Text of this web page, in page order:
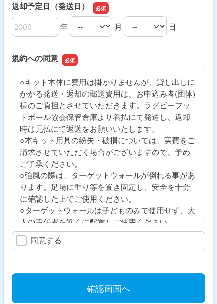
返却予定日（発送日）
返却予定日（発送日）の年
年
返却予定日（発送日）の月 月
返却予定日（発送日）の日 日
規約への同意
○キット本体に費用は掛かりませんが、貸し出しに
かかる発送・返却の郵送費用は、お申込み者(団体)
様のご負担とさせていただきます。ラグビーフッ
トボール協会保管倉庫より着払にて発送し、返却
時は元払にて返送をお願いいたします。
○本キット用具の紛失・破損については、実費をご
請求させていただく場合がございますので、予め
ご了承ください。
○強風の際は、ターゲットウォールが倒れる事があ
ります。足場に重り等を置き固定し、安全を十分
に確認した上でご使用ください。
○ターゲットウォールは子どものみで使用せず、大
人の責任者を近くに配置しご使用ください。
同意する